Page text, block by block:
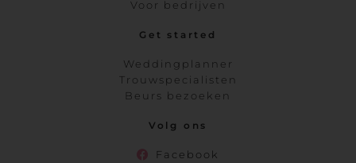
Voor bedrijven
Get started
Weddingplanner
Trouwspecialisten
Beurs bezoeken
Volg ons
Facebook